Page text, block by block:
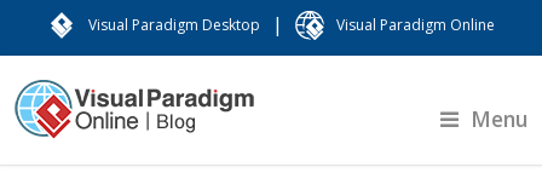
Visual Paradigm Desktop | Visual Paradigm Online
Menu